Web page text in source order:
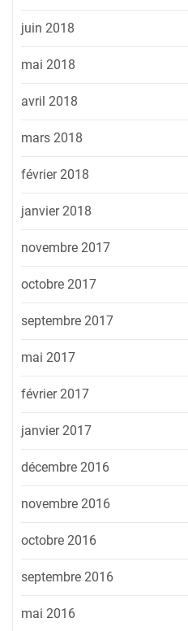
juin 2018
mai 2018
avril 2018
mars 2018
février 2018
janvier 2018
novembre 2017
octobre 2017
septembre 2017
mai 2017
février 2017
janvier 2017
décembre 2016
novembre 2016
octobre 2016
septembre 2016
mai 2016